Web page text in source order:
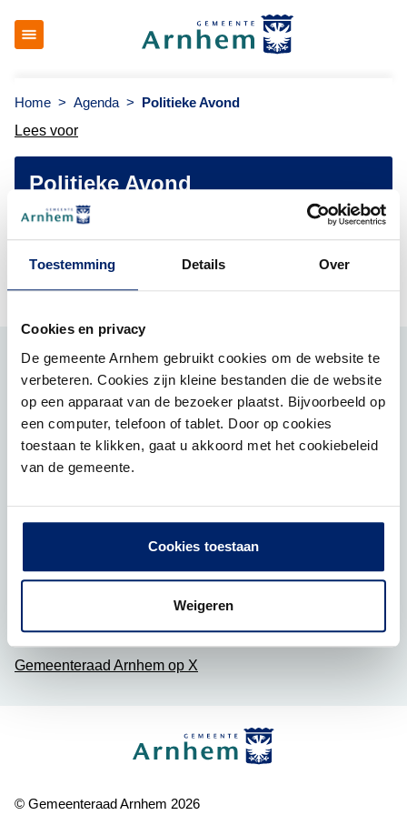
Toestemming Details Over
Cookies en privacy
De gemeente Arnhem gebruikt cookies om de website te
verbeteren. Cookies zijn kleine bestanden die de website
op een apparaat van de bezoeker plaatst. Bijvoorbeeld op
een computer, telefoon of tablet. Door op cookies
toestaan te klikken, gaat u akkoord met het cookiebeleid
van de gemeente.
Cookies toestaan
Weigeren
Home > Agenda > Politieke Avond
Lees voor
Politieke Avond
Stadhuis
Contact
Telefoonnummer: 026-3773851
E-mail:griffie@arnhem.nl
raadsleden@arnhem.nl
fractievolgers@arnhem.nl
Adresgegevens
Postadres: Postbus 9029, 6800 EL Arnhem
Volg de raad
Gemeenteraad Arnhem op X
© Gemeenteraad Arnhem 2026